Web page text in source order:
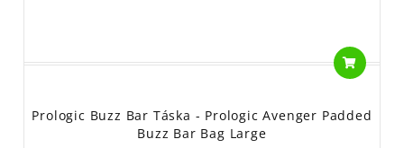
Prologic Buzz Bar Táska - Prologic Avenger Padded
Buzz Bar Bag Large